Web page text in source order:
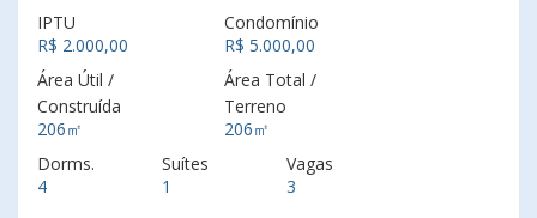
IPTU
R$ 2.000,00
Condomínio
R$ 5.000,00
Área Útil /
Construída
206㎡
Área Total /
Terreno
206㎡
Dorms.
4
Suítes
1
Vagas
3